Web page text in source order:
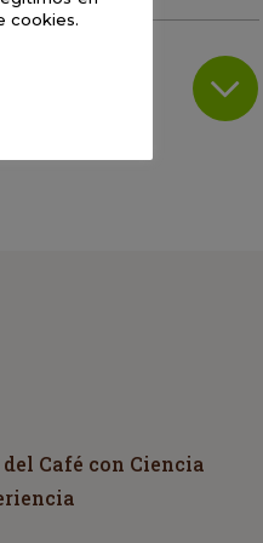
Café con Ciencia
cookies.